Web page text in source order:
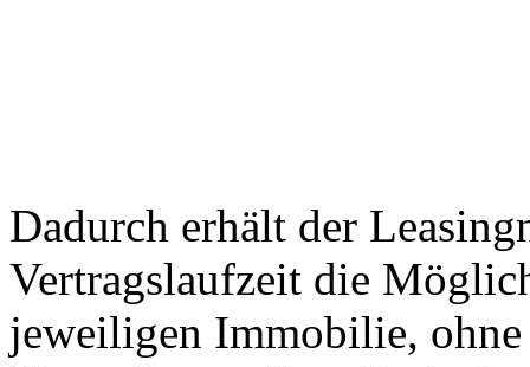
Dadurch erhält der
Vertragslaufzeit die
jeweiligen Immobilie,